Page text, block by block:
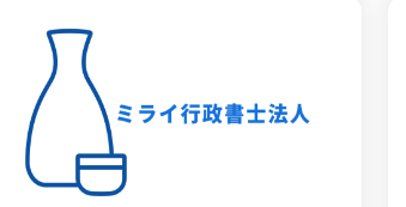
代理）事業譲渡申告書添付書類 上記様式は
PDFファイルとなっています。ご覧するた
めにはAdobe Readerが必要です。